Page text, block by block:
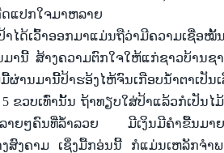
ດແປກໃຈມາຫລາຍ
າໄດ້ເວົ້າອອກມາແມ່ນຖືວ່າມີຄວາມເຊື່ອໝັ້ນ
ມານີ້ ສ້າງຄວາມຕົກໃຈໃຫ້ແກ່ຊາວບ້ານຊ
ມື້ຜ່ານມານີ້ປ້າຮອ້ງໄຫ້ຈົນເກືອບນ້ຳຕາເປັນ
5 ຂວບເທົ່ານັ້ນ ຖ້າທຽບໃສ່ປ້າແລ້ວກໍເປັນໄມ້
າຍໆຄົນທີ່ລ້ຳລວຍ ມີເງິນມີຄຳຂື້ນມາຍ
ສົງຄາມ ເຊິ່ງມື້ກອ່ນນີ້ ກໍແມ່ນເຫລັກຈຳ